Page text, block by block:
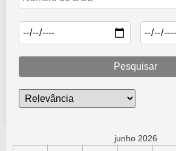
Pesquisar
junho 2026